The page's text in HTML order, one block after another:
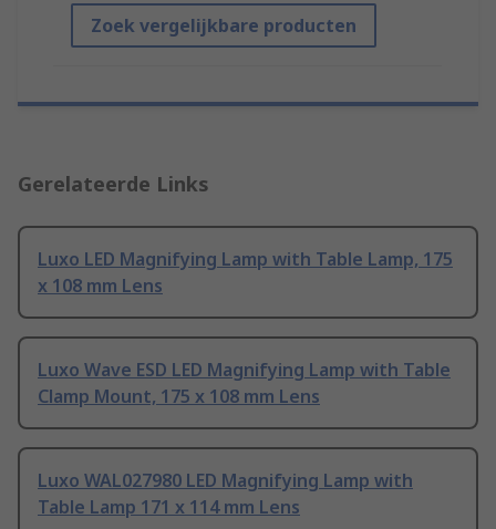
Zoek vergelijkbare producten
Gerelateerde Links
Luxo LED Magnifying Lamp with Table Lamp, 175
x 108 mm Lens
Luxo Wave ESD LED Magnifying Lamp with Table
Clamp Mount, 175 x 108 mm Lens
Luxo WAL027980 LED Magnifying Lamp with
Table Lamp 171 x 114 mm Lens